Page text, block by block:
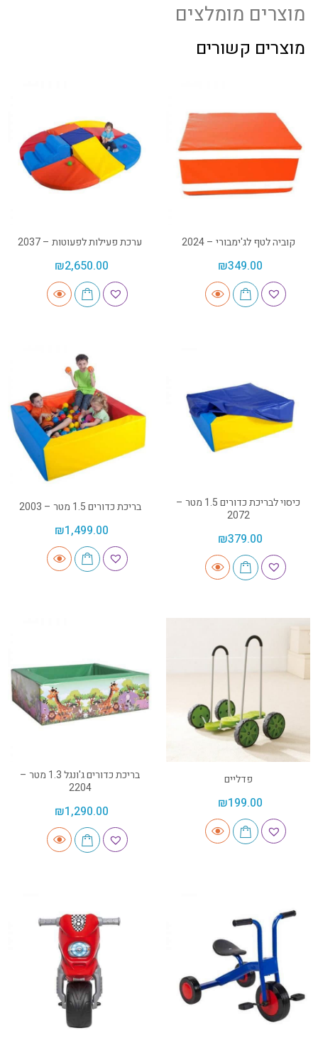
מוצרים מומלצים
מוצרים קשורים
קוביה לטף לג'ימבורי – 2024
₪349.00
ערכת פעילות לפעוטות – 2037
₪2,650.00
כיסוי לבריכת כדורים 1.5 מטר –
2072
₪379.00
בריכת כדורים 1.5 מטר – 2003
₪1,499.00
פדליים
₪199.00
בריכת כדורים ג'ונגל 1.3 מטר –
2204
₪1,290.00